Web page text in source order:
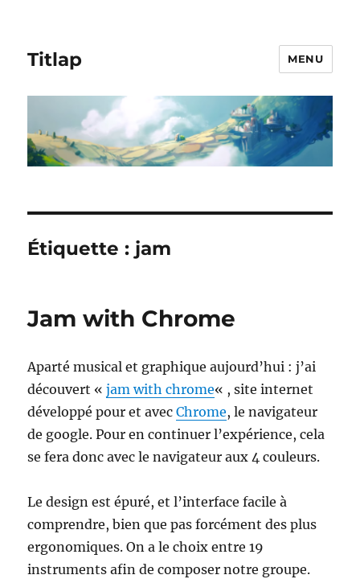
Titlap MENU
Étiquette : jam
Jam with Chrome
Aparté musical et graphique aujourd’hui : j’ai
découvert «jam with chrome« , site internet
développé pour et avecChrome, le navigateur
de google. Pour en continuer l’expérience, cela
se fera donc avec le navigateur aux 4 couleurs.
Le design est épuré, et l’interface facile à
comprendre, bien que pas forcément des plus
ergonomiques. On a le choix entre 19
instruments afin de composer notre groupe.